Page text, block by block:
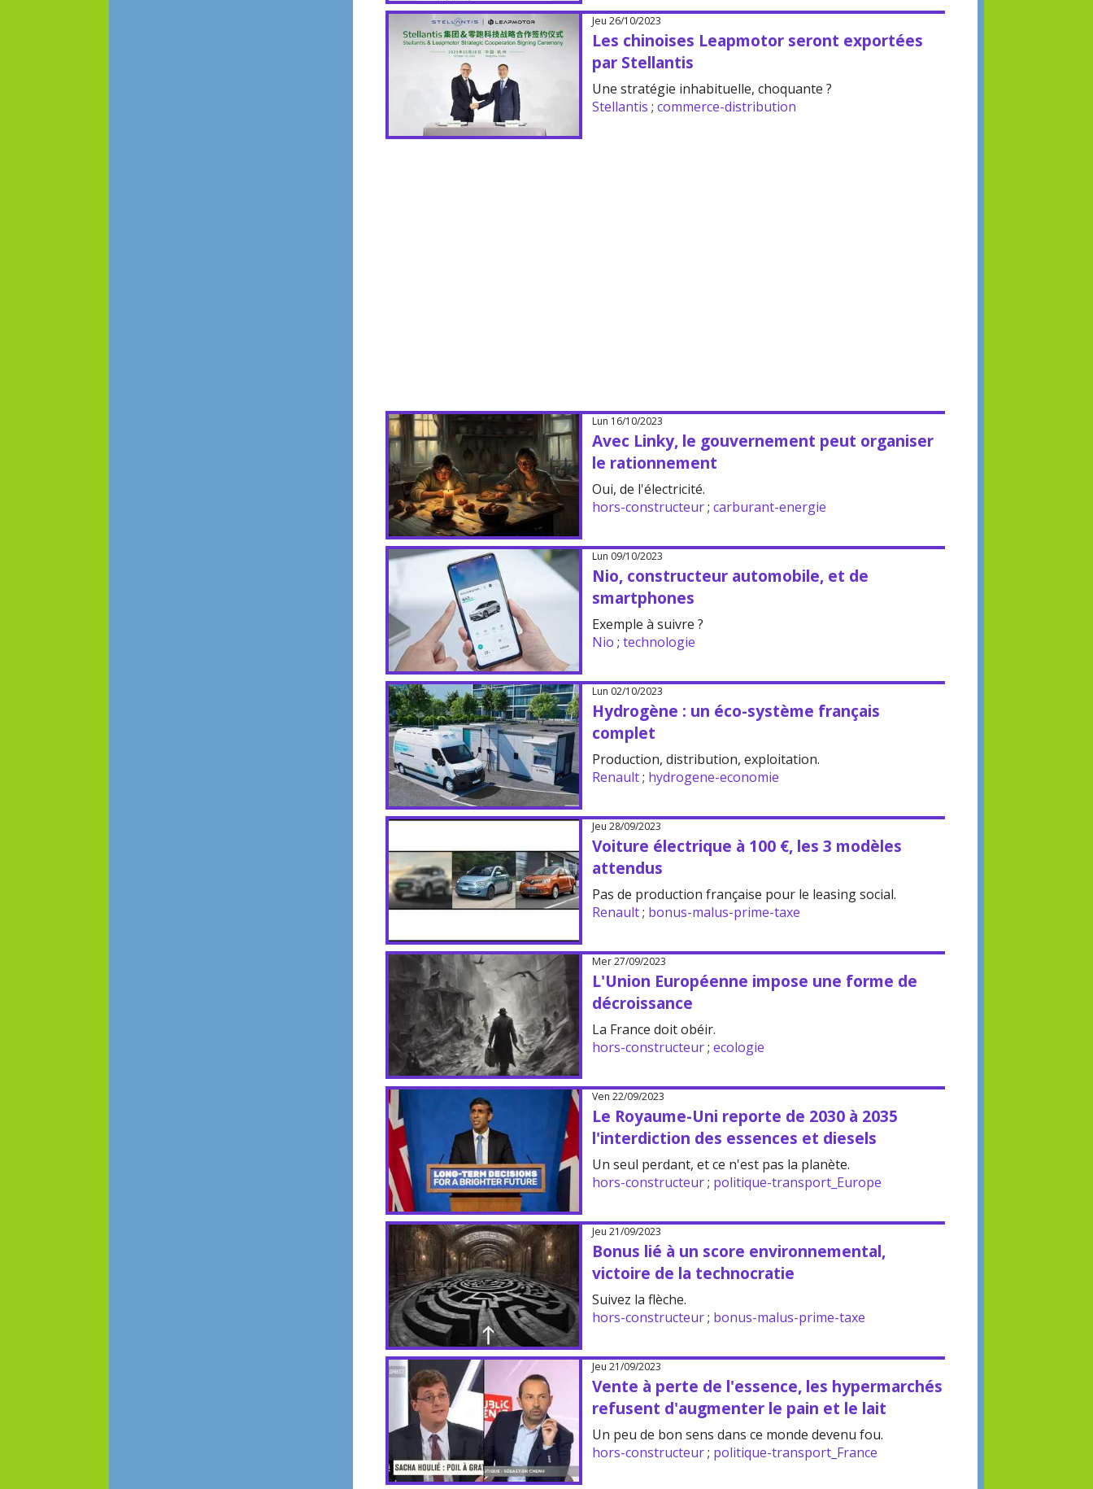
Jeu 26/10/2023
Les chinoises Leapmotor seront exportées
par Stellantis
Une stratégie inhabituelle, choquante ?
Stellantis ;commerce-distribution
Lun 16/10/2023
Avec Linky, le gouvernement peut organiser
le rationnement
Oui, de l'électricité.
hors-constructeur;carburant-energie
Lun 09/10/2023
Nio, constructeur automobile, et de
smartphones
Exemple à suivre ?
Nio ;technologie
Lun 02/10/2023
Hydrogène : un éco-système français
complet
Production, distribution, exploitation.
Renault; hydrogene-economie
Jeu 28/09/2023
Voiture électrique à 100 €, les 3 modèles
attendus
Pas de production française pour le leasing social.
Renault; bonus-malus-prime-taxe
Mer 27/09/2023
L'Union Européenne impose une forme de
décroissance
La France doit obéir.
hors-constructeur;ecologie
Ven 22/09/2023
Le Royaume-Uni reporte de 2030 à 2035
l'interdiction des essences et diesels
Un seul perdant, et ce n'est pas la planète.
hors-constructeur; politique-transport_Europe
Jeu 21/09/2023
Bonus lié à un score environnemental,
victoire de la technocratie
Suivez la flèche.
hors-constructeur; bonus-malus-prime-taxe
Jeu 21/09/2023
Vente à perte de l'essence, les hypermarchés
refusent d'augmenter le pain et le lait
Un peu de bon sens dans ce monde devenu fou.
hors-constructeur; politique-transport_France